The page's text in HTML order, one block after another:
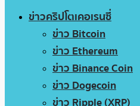
ข่าวคริปโตเคอเรนซี่
ข่าว Bitcoin
ข่าว Ethereum
ข่าว Binance Coin
ข่าว Dogecoin